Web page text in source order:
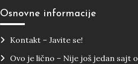
Osnovne informacije
Kontakt – Javite se!
Ovo je lično – Nije još jedan sajt o